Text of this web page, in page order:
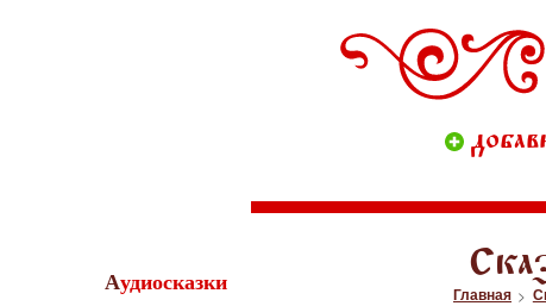
Аудиосказки Главная >